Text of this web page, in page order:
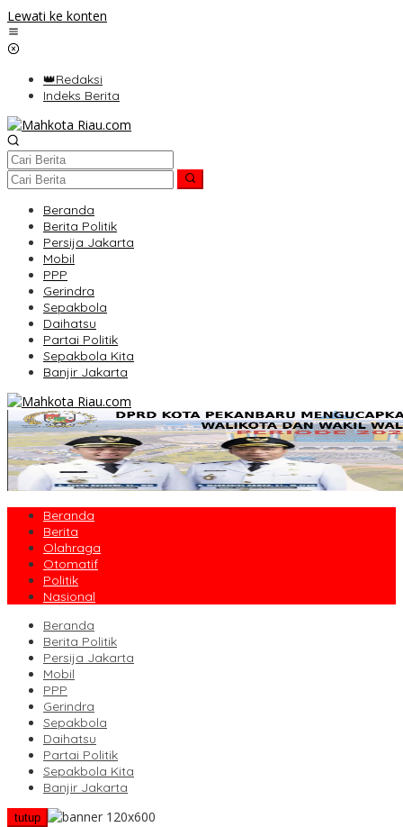
Lewati ke konten
👑Redaksi
Indeks Berita
Beranda
Berita Politik
Persija Jakarta
Mobil
PPP
Gerindra
Sepakbola
Daihatsu
Partai Politik
Sepakbola Kita
Banjir Jakarta
Beranda
Berita
Olahraga
Otomatif
Politik
Nasional
Beranda
Berita Politik
Persija Jakarta
Mobil
PPP
Gerindra
Sepakbola
Daihatsu
Partai Politik
Sepakbola Kita
Banjir Jakarta
tutup